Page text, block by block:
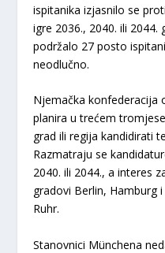
ispitanika izjasnilo se
igre 2036., 2040. ili 2044.
podržalo 27 posto
neodlučno.
Njemačka konfederacija
planira u trećem
grad ili regija kandidirati
Razmatraju se
2040. ili 2044., a interes
gradovi Berlin, Hamburg
Ruhr.
Stanovnici Münchena